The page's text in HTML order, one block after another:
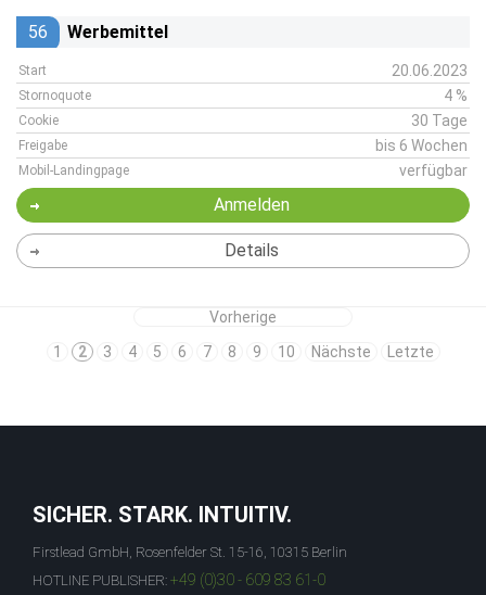
56 Werbemittel
Start 20.06.2023
Stornoquote 4 %
Cookie 30 Tage
Freigabe bis 6 Wochen
Mobil-Landingpage verfügbar
Anmelden
Details
Vorherige
1
2 3 4 5 6 7 8 9 10 Nächste Letzte
SICHER. STARK. INTUITIV.
Firstlead GmbH, Rosenfelder St. 15-16, 10315 Berlin
HOTLINE PUBLISHER: +49 (0)30 - 609 83 61-0